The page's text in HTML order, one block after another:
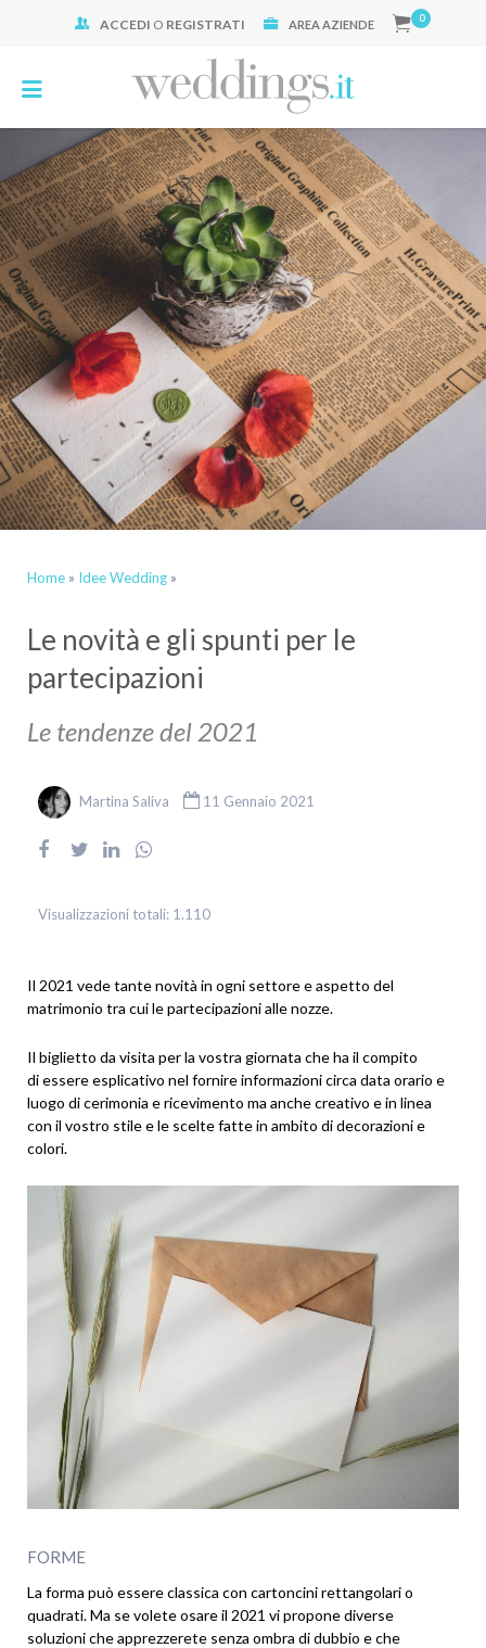
ACCEDI O REGISTRATI AREA AZIENDE 0
Home » Idee Wedding »
Le novità e gli spunti per le
partecipazioni
Le tendenze del 2021
Martina Saliva 11 Gennaio 2021
Visualizzazioni totali: 1.110
Il 2021 vede tante novità in ogni settore e aspetto del
matrimonio tra cui le partecipazioni alle nozze.
Il biglietto da visita per la vostra giornata che ha il compito
di essere esplicativo nel fornire informazioni circa data orario e
luogo di cerimonia e ricevimento ma anche creativo e in linea
con il vostro stile e le scelte fatte in ambito di decorazioni e
colori.
FORME
La forma può essere classica con cartoncini rettangolari o
quadrati. Ma se volete osare il 2021 vi propone diverse
soluzioni che apprezzerete senza ombra di dubbio e che